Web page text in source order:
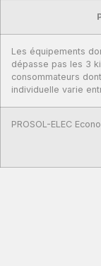
Les équipements
dépasse pas les 3
consommateurs
individuelle varie
PROSOL-ELEC